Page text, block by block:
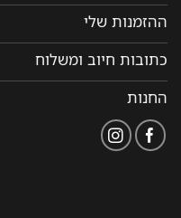
ההזמנות שלי
כתובות חיוב ומשלוח
החנות